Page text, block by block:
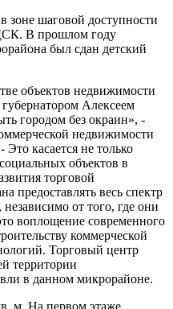
шаговой доступности
В прошлом году
был сдан детский
объектов недвижимости
Алексеем
городом без окраин», -
недвижимости
касается не только
объектов в
торговой
предоставлять весь спектр
от того, где они
воплощение современного
коммерческой
Торговый центр
территории
в данном микрорайоне.
м. На первом этаже